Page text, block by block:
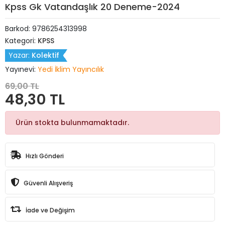
Kpss Gk Vatandaşlık 20 Deneme-2024
Barkod: 9786254313998
Kategori: KPSS
Yazar: Kolektif
Yayınevi: Yedi İklim Yayıncılık
69,00 TL
48,30 TL
Ürün stokta bulunmamaktadır.
Hızlı Gönderi
Güvenli Alışveriş
İade ve Değişim